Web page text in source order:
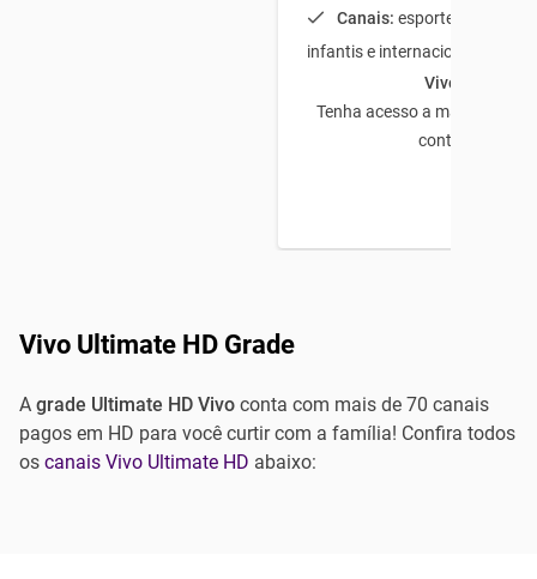
Canais: esportes, filmes,
infantis e internacionais
Vivo Play
Tenha acesso a mais de 18
conteúdos.
Vivo Ultimate HD Grade
A grade Ultimate HD Vivo conta com mais de 70 canais
pagos em HD para você curtir com a família! Confira todos
os canais Vivo Ultimate HD abaixo: